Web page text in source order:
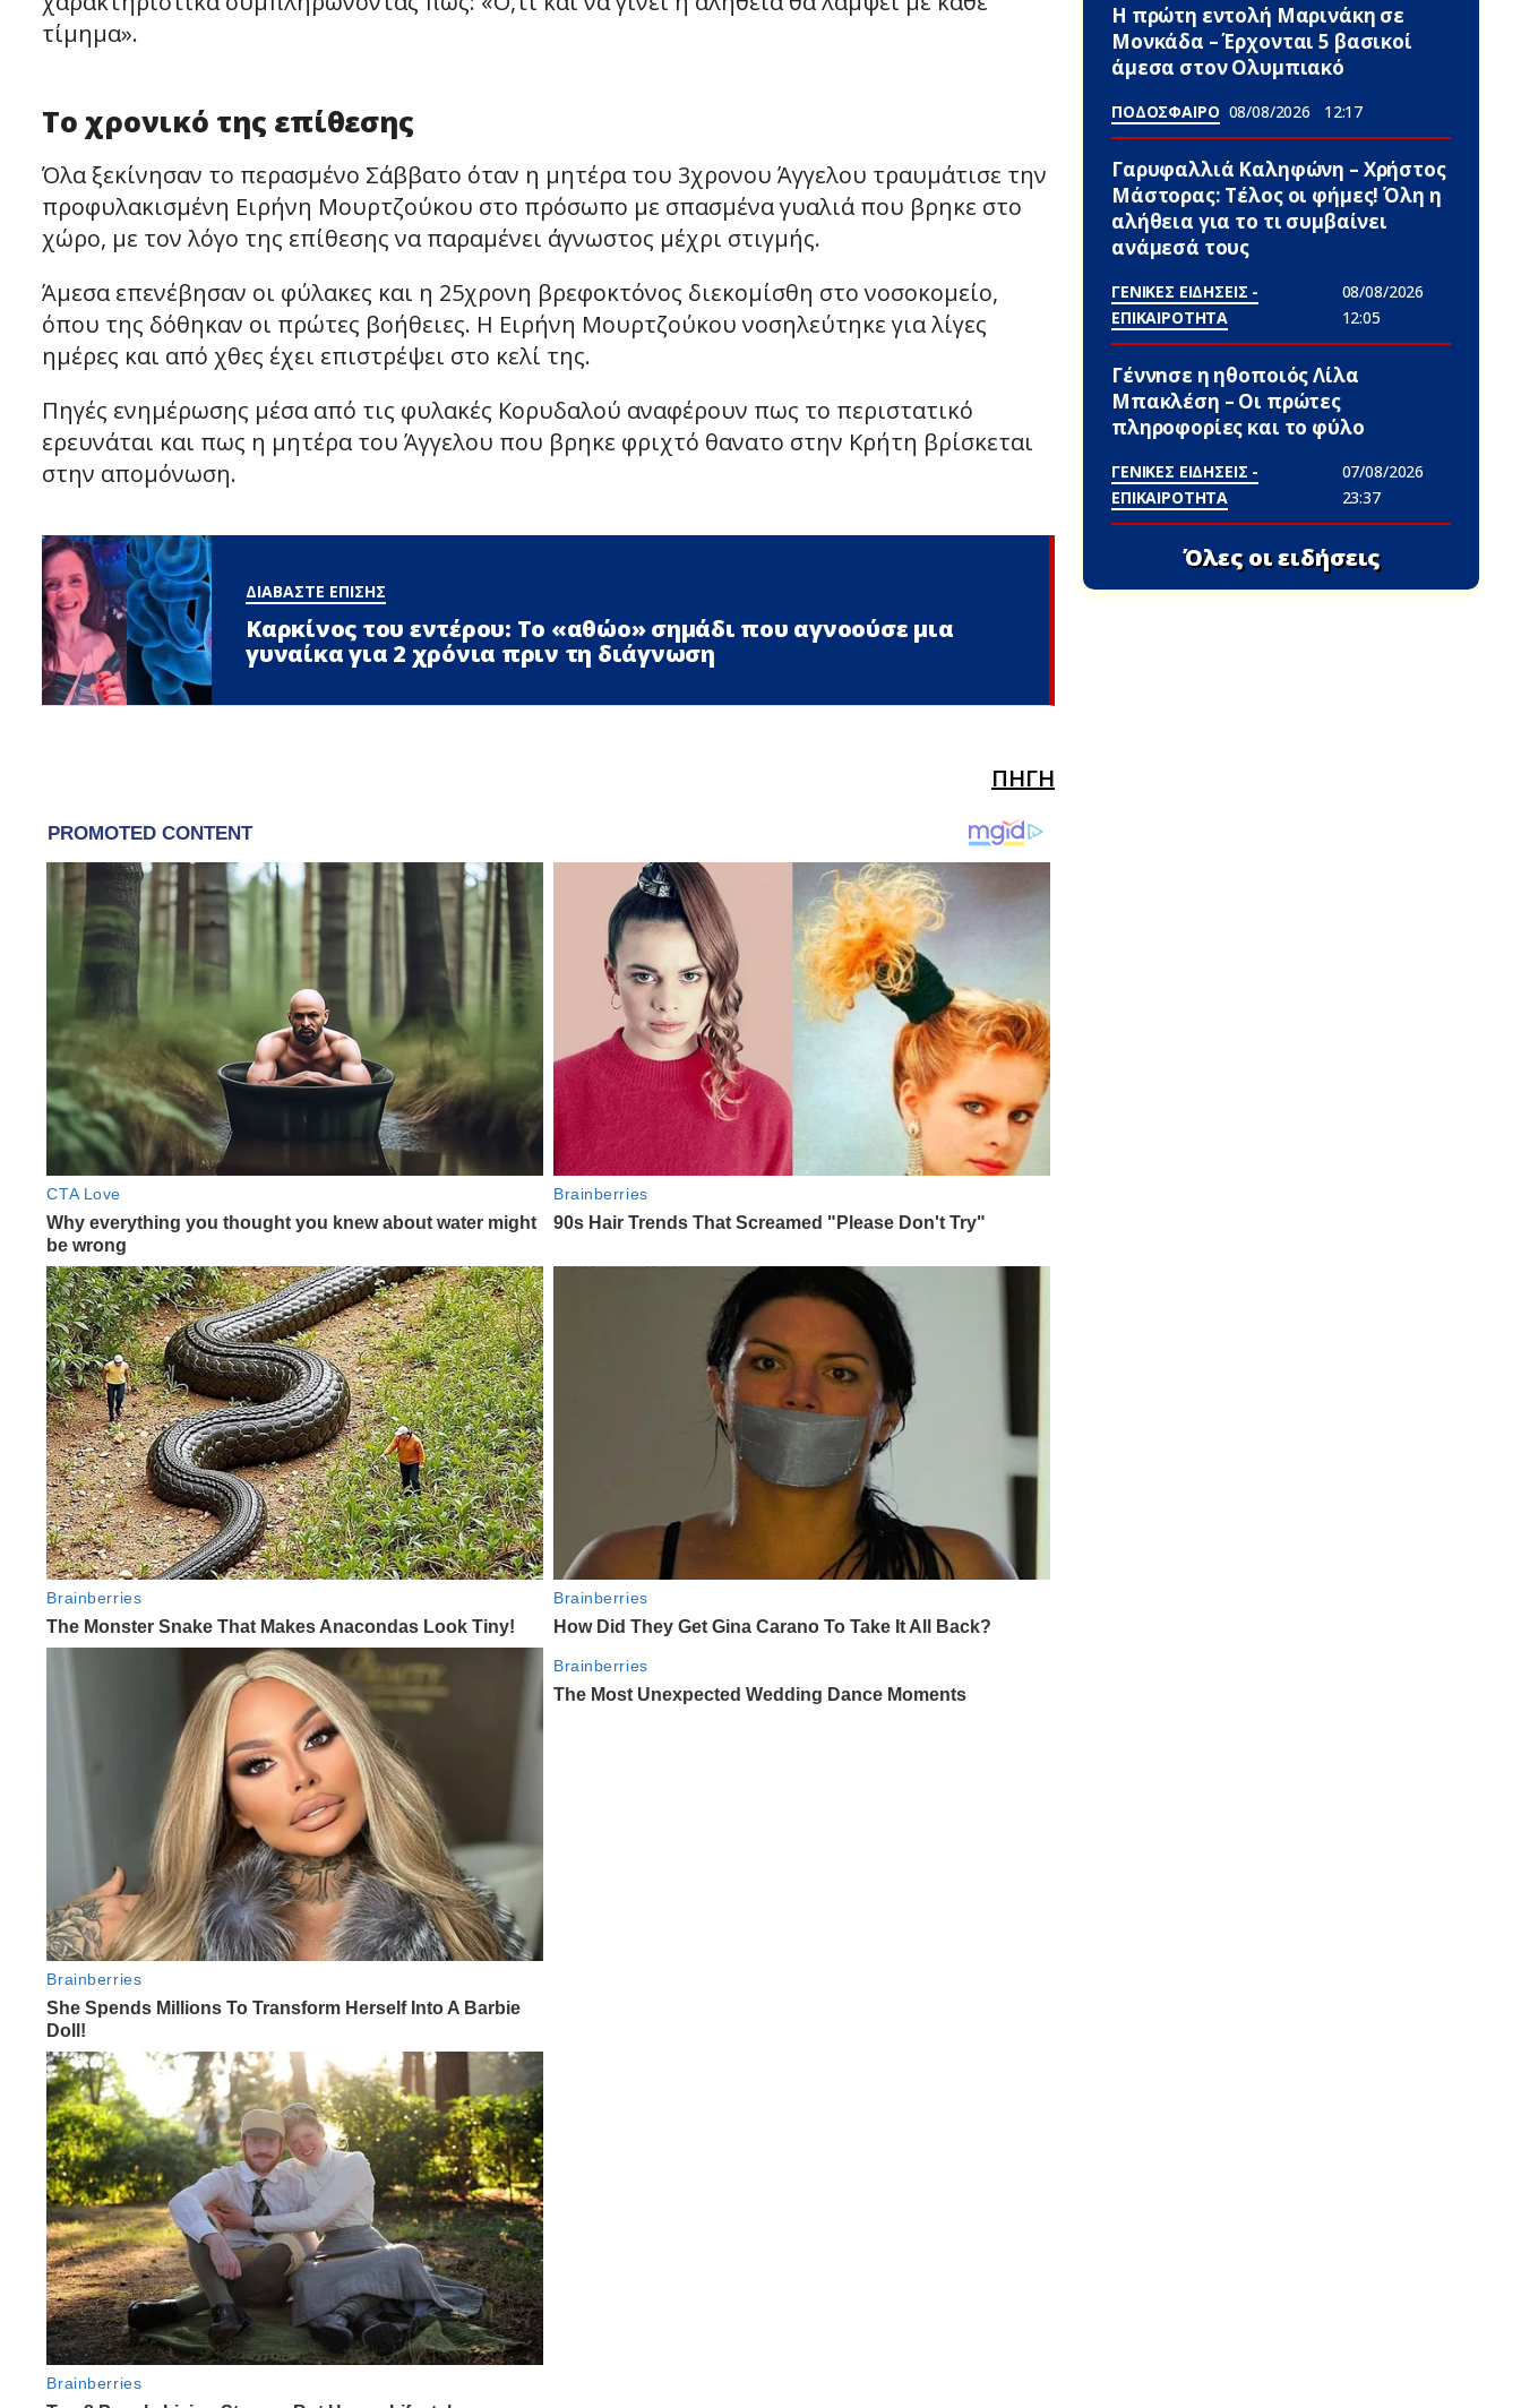
τίμημα».
Το χρονικό της επίθεσης
Όλα ξεκίνησαν το περασμένο Σάββατο όταν η μητέρα του 3χρονου Άγγελου τραυμάτισε την
προφυλακισμένη Ειρήνη Μουρτζούκου στο πρόσωπο με σπασμένα γυαλιά που βρηκε στο
χώρο, με τον λόγο της επίθεσης να παραμένει άγνωστος μέχρι στιγμής.
Άμεσα επενέβησαν οι φύλακες και η 25χρονη βρεφοκτόνος διεκομίσθη στο νοσοκομείο,
όπου της δόθηκαν οι πρώτες βοήθειες. Η Ειρήνη Μουρτζούκου νοσηλεύτηκε για λίγες
ημέρες και από χθες έχει επιστρέψει στο κελί της.
Πηγές ενημέρωσης μέσα από τις φυλακές Κορυδαλού αναφέρουν πως το περιστατικό
ερευνάται και πως η μητέρα του Άγγελου που βρηκε φριχτό θανατο στην Κρήτη βρίσκεται
στην απομόνωση.
ΔΙΑΒΑΣΤΕ ΕΠΙΣΗΣ
Καρκίνος του εντέρου: Το «αθώο» σημάδι που αγνοούσε μια
γυναίκα για 2 χρόνια πριν τη διάγνωση
ΠΗΓΗ
Η πρώτη εντολή Μαρινάκη σε
Μονκάδα – Έρχονται 5 βασικοί
άμεσα στον Ολυμπιακό
ΠΟΔΟΣΦΑΙΡΟ 08/08/2026 12:17
Γαρυφαλλιά Καληφώνη – Χρήστος
Μάστορας: Τέλος οι φήμες! Όλη η
αλήθεια για το τι συμβαίνει
ανάμεσά τους
ΓΕΝΙΚΕΣ ΕΙΔΗΣΕΙΣ -
ΕΠΙΚΑΙΡΟΤΗΤΑ
08/08/2026
12:05
Γέννnσε η ηθοποιός Λίλα
Μπακλέση – Οι πρώτες
πληροφορίες και το φύλο
ΓΕΝΙΚΕΣ ΕΙΔΗΣΕΙΣ -
ΕΠΙΚΑΙΡΟΤΗΤΑ
07/08/2026
23:37
Όλες οι ειδήσεις